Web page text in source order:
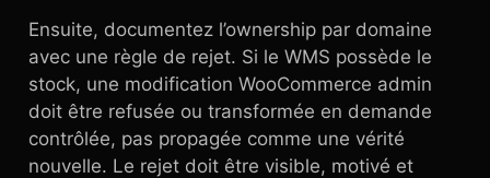
Ensuite, documentez l’ownership par domaine
avec une règle de rejet. Si le WMS possède le
stock, une modification WooCommerce admin
doit être refusée ou transformée en demande
contrôlée, pas propagée comme une vérité
nouvelle. Le rejet doit être visible, motivé et